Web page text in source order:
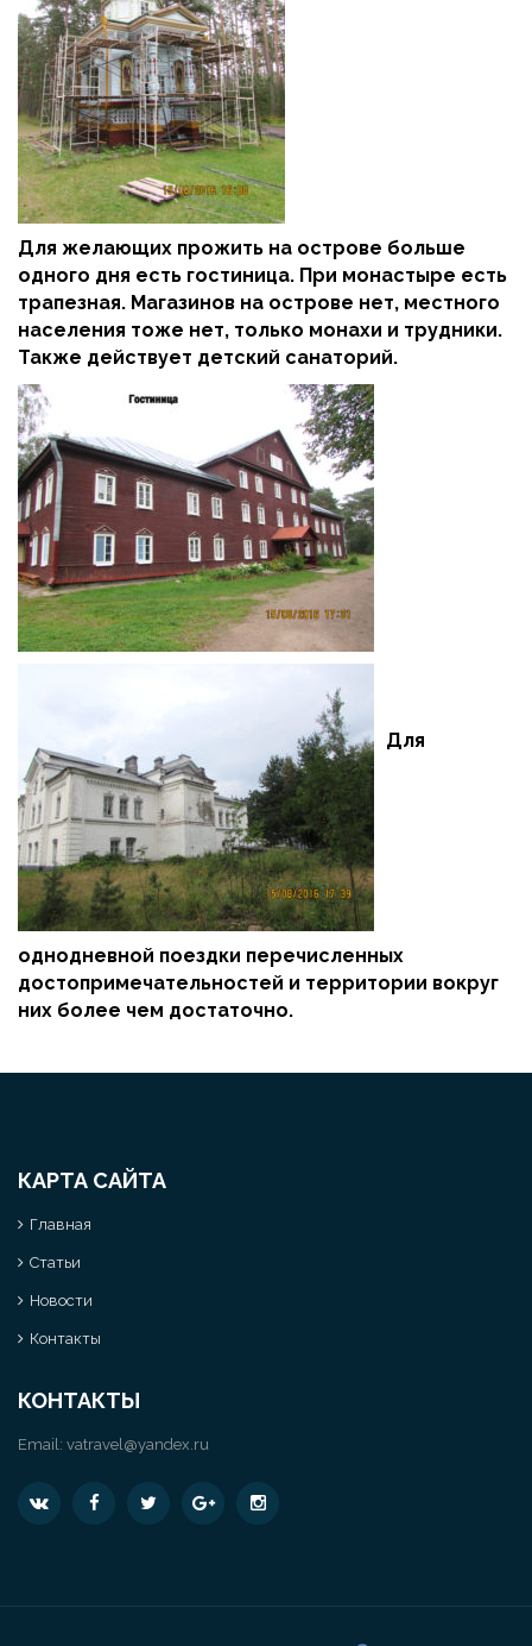
Для желающих прожить на острове больше
одного дня есть гостиница. При монастыре есть
трапезная. Магазинов на острове нет, местного
населения тоже нет, только монахи и трудники.
Также действует детский санаторий.
Для
однодневной поездки перечисленных
достопримечательностей и территории вокруг
них более чем достаточно.
КАРТА САЙТА
Главная
Статьи
Новости
Контакты
КОНТАКТЫ
Email: vatravel@yandex.ru